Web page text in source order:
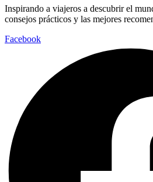
Inspirando a viajeros a descubrir el
consejos prácticos y las mejores
Facebook